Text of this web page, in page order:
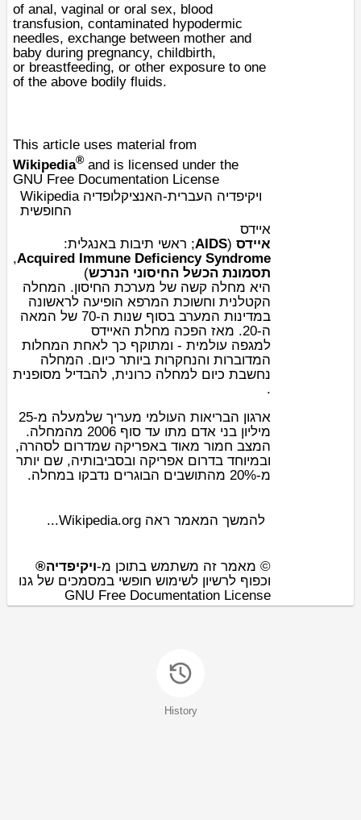
of anal, vaginal or oral sex, blood
transfusion, contaminated hypodermic
needles, exchange between mother and
baby during pregnancy, childbirth,
or breastfeeding, or other exposure to one
of the above bodily fluids.
This article uses material from
Wikipedia® and is licensed under the
GNU Free Documentation License
Wikipedia ויקיפדיה העברית-האנציקלופדיה
החופשית
איידס
איידס (
AIDS
; ראשי תיבות באנגלית:
Acquired Immune Deficiency Syndrome
,
תסמונת הכשל החיסוני הנרכש)
היא מחלה קשה של מערכת החיסון. המחלה
הקטלנית וחשוכת המרפא הופיעה לראשונה
במדינות המערב בסוף שנות ה-70 של המאה
ה-20
. מאז הפכה מחלת האיידס
למגפה עולמית - ומתוקף כך לאחת המחלות
המדוברות והנחקרות ביותר כיום. המחלה
נחשבת כיום למחלה כרונית, להבדיל מסופנית
.
ארגון הבריאות העולמי
מעריך שלמעלה מ-25
מיליון בני אדם
מתו עד סוף 2006 מהמחלה.
המצב חמור מאוד באפריקה שמדרום לסהרה,
ובמיוחד בדרום אפריקה ובסביבותיה, שם יותר
מ-20% מהתושבים הבוגרים נדבקו במחלה.
להמשך המאמר ראה Wikipedia.org...
© מאמר זה משתמש בתוכן מ-ויקיפדיה®
וכפוף לרשיון לשימוש חופשי במסמכים של גנו
GNU Free Documentation License
History